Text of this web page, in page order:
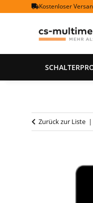
Kostenloser
Zurück zur Liste